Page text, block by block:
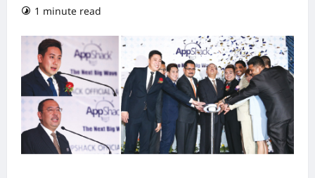
1 minute read